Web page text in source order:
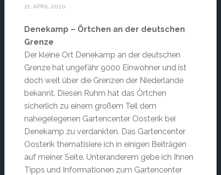
21. APRIL 2020
Denekamp – Örtchen an der deutschen
Grenze
Der kleine Ort Denekamp an der deutschen
Grenze hat ungefähr 9000 Einwohner und ist
doch weit über die Grenzen der Niederlande
bekannt. Diesen Ruhm hat das Örtchen
sicherlich zu einem großem Teil dem
nahegelegenen Gartencenter Oosterik bei
Denekamp zu verdankten. Das Gartencenter
Oosterik thematisiere ich in einigen Beiträgen
auf meiner Seite. Unteranderem gebe ich Ihnen
Tipps und Informationen zum Gartencenter